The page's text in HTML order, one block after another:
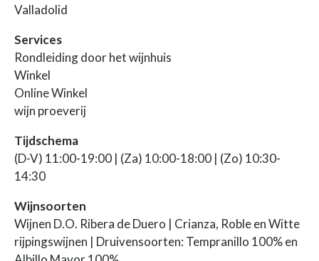
Valladolid
Services
Rondleiding door het wijnhuis
Winkel
Online Winkel
wijn proeverij
Tijdschema
(D-V) 11:00-19:00 | (Za) 10:00-18:00 | (Zo) 10:30-
14:30
Wijnsoorten
Wijnen D.O. Ribera de Duero | Crianza, Roble en Witte
rijpingswijnen | Druivensoorten: Tempranillo 100% en